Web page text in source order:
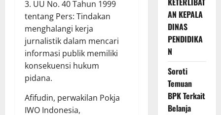
3. UU No. 40 Tahun 1999
tentang Pers: Tindakan
menghalangi kerja
jurnalistik dalam mencari
informasi publik memiliki
konsekuensi hukum
pidana.
Afifudin, perwakilan Pokja
IWO Indonesia,
AN KEPALA
DINAS
PENDIDIKA
N
Soroti
Temuan
BPK Terkait
Belanja